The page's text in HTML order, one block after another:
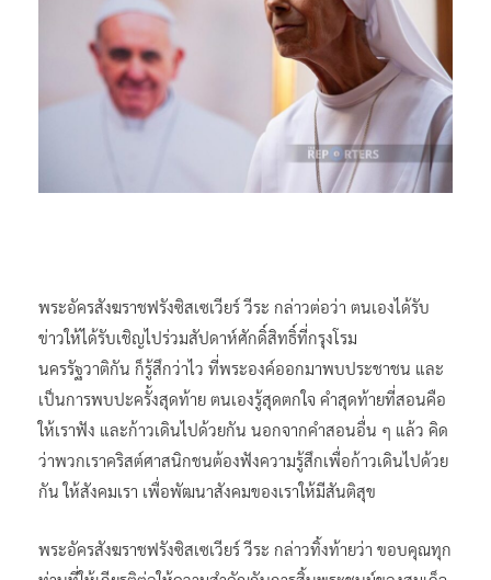
พระอัครสังฆราชฟรังซิสเซเวียร์ วีระ กล่าวต่อว่า ตนเองได้รับ
ข่าวให้ได้รับเชิญไปร่วมสัปดาห์ศักดิ์สิทธิ์ที่กรุงโรม
นครรัฐวาติกัน ก็รู้สึกว่าไว ที่พระองค์ออกมาพบประชาชน และ
เป็นการพบปะครั้งสุดท้าย ตนเองรู้สุดตกใจ คำสุดท้ายที่สอนคือ
ให้เราฟัง และก้าวเดินไปด้วยกัน นอกจากคำสอนอื่น ๆ แล้ว คิด
ว่าพวกเราคริสต์ศาสนิกชนต้องฟังความรู้สึกเพื่อก้าวเดินไปด้วย
กัน ให้สังคมเรา เพื่อพัฒนาสังคมของเราให้มีสันติสุข
พระอัครสังฆราชฟรังซิสเซเวียร์ วีระ กล่าวทิ้งท้ายว่า ขอบคุณทุก